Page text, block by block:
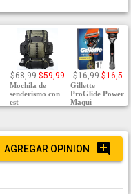
$68,99 $59,99
Mochila de
senderismo con
est
$16,99 $16,5
Gillette
ProGlide Power
Maqui
AGREGAR OPINION